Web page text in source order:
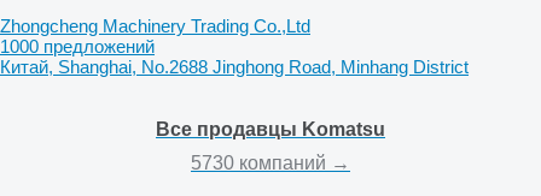
Zhongcheng Machinery Trading Co.,Ltd
1000 предложений
Китай, Shanghai, No.2688 Jinghong Road, Minhang District
Все продавцы Komatsu
5730 компаний →